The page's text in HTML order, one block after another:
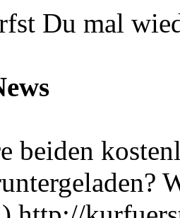
Du mal
beiden